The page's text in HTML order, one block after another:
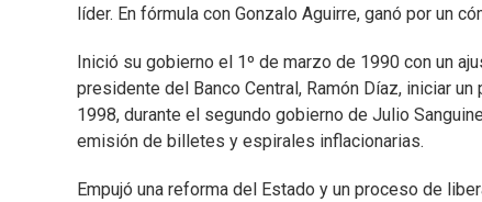
líder. En fórmula con Gonzalo Aguirre, ganó por un
Inició su gobierno el 1º de marzo de 1990 con un
presidente del Banco Central, Ramón Díaz, iniciar
1998, durante el segundo gobierno de Julio
emisión de billetes y espirales inflacionarias.
Empujó una reforma del Estado y un proceso de